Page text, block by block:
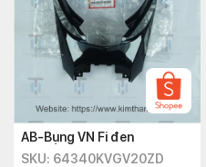
AB-Bụng VN Fi đen
SKU: 64340KVGV20ZD